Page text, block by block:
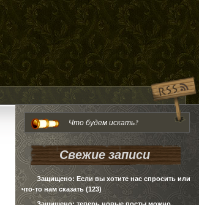
Свежие записи
Защищено: Если вы хотите нас спросить или
что-то нам сказать (123)